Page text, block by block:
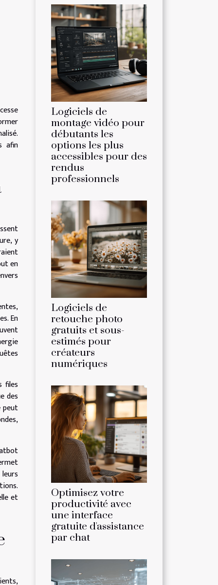
afin
y
en
En
files
des
peut
et
Logiciels de
montage vidéo pour
débutants les
options les plus
accessibles pour des
rendus
professionnels
Logiciels de
retouche photo
gratuits et sous-
estimés pour
créateurs
numériques
Optimisez votre
productivité avec
une interface
gratuite d'assistance
par chat